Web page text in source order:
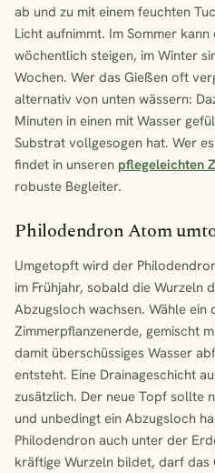
ab und zu mit einem feuchten
Licht aufnimmt. Im Sommer
wöchentlich steigen, im Winter
Wochen. Wer das Gießen oft
alternativ von unten wässern:
Minuten in einen mit Wasser
Substrat vollgesogen hat. Wer
findet in unseren pflegeleichten
robuste Begleiter.
Philodendron Atom
Umgetopft wird der
im Frühjahr, sobald die Wurzeln
Abzugsloch wachsen. Wähle ein
Zimmerpflanzenerde, gemischt
damit überschüssiges Wasser
entsteht. Eine Drainageschicht
zusätzlich. Der neue Topf sollte
und unbedingt ein Abzugsloch
Philodendron auch unter der
kräftige Wurzeln bildet, darf